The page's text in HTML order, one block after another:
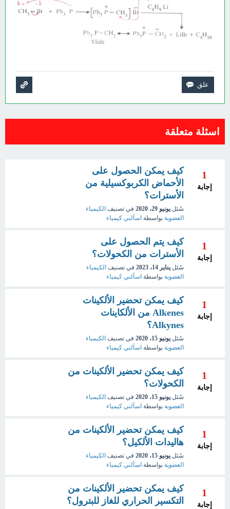
اسئلة متعلقة
1
إجابة
كيف يمكن الحصول على
الأحماض الكربوكسيلية من
الأسترات؟
سُئل يونيو 29، 2020 في تصنيف الكيمياء
العضوية بواسطة اسألني كيمياء
1
إجابة
كيف يتم الحصول على
الأسترات من الكحولات؟
سُئل يناير 14، 2023 في تصنيف الكيمياء
العضوية بواسطة اسألني كيمياء
1
إجابة
كيف يمكن تحضير الألكينات
Alkenes من الألكاينات
Alkynes؟
سُئل يونيو 15، 2020 في تصنيف الكيمياء
العضوية بواسطة اسألني كيمياء
1
إجابة
كيف يمكن تحضير الألكينات من
الكحولات؟
سُئل يونيو 15، 2020 في تصنيف الكيمياء
العضوية بواسطة اسألني كيمياء
1
إجابة
كيف يمكن تحضير الألكينات من
هاليدات الألكيل؟
سُئل يونيو 15، 2020 في تصنيف الكيمياء
العضوية بواسطة اسألني كيمياء
1
إجابة
كيف يمكن تحضير الألكينات من
التكسير الحراري للغاز للبترول؟